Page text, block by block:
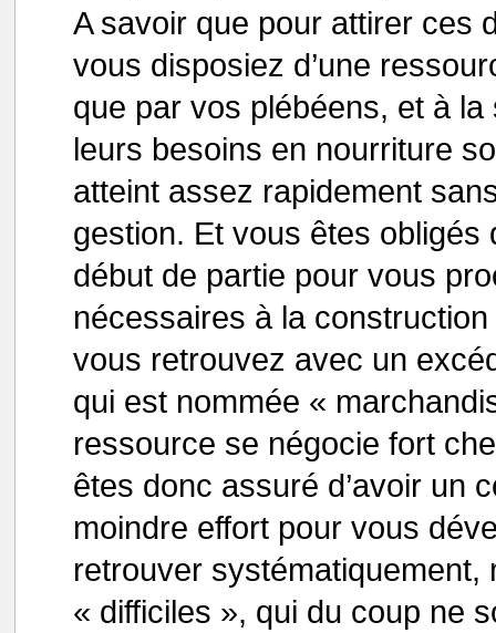
A savoir que pour attirer ces
vous disposiez d’une
que par vos plébéens, et à la
leurs besoins en nourriture
atteint assez rapidement
gestion. Et vous êtes obligés
début de partie pour vous
nécessaires à la
vous retrouvez avec un
qui est nommée «
ressource se négocie fort
êtes donc assuré d’avoir un
moindre effort pour vous
retrouver
« difficiles », qui du coup ne